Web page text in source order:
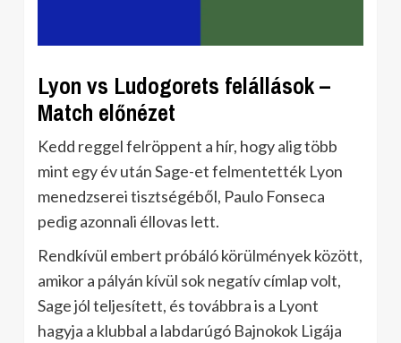
Lyon vs Ludogorets felállások –
Match előnézet
Kedd reggel felröppent a hír, hogy alig több
mint egy év után Sage-et felmentették Lyon
menedzserei tisztségéből, Paulo Fonseca
pedig azonnali éllovas lett.
Rendkívül embert próbáló körülmények között,
amikor a pályán kívül sok negatív címlap volt,
Sage jól teljesített, és továbbra is a Lyont
hagyja a klubbal a labdarúgó Bajnokok Ligája